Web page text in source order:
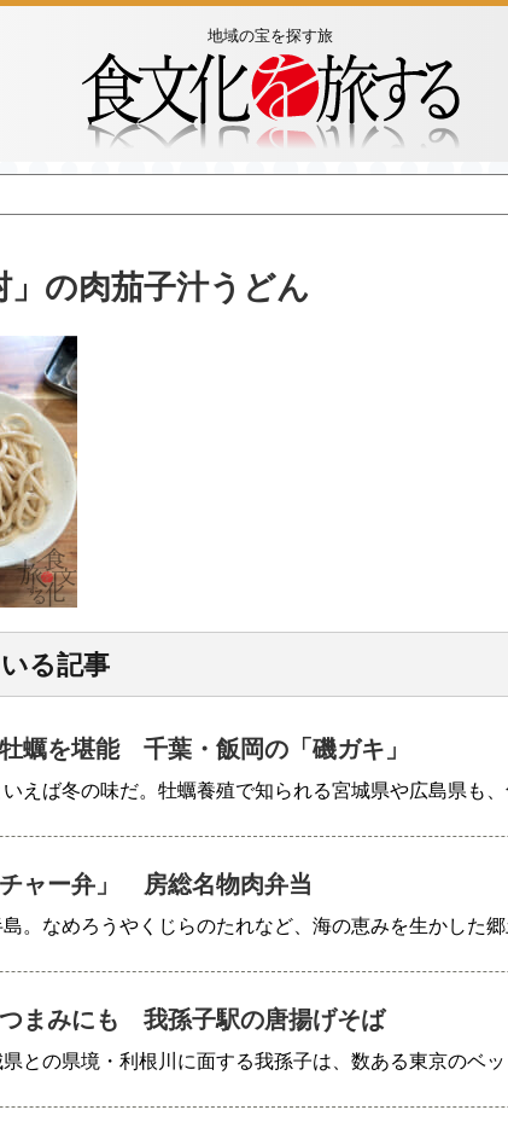
地域の宝を探す旅
」の肉茄子汁うどん
る記事
蠣を堪能 千葉・飯岡の「磯ガキ」
えば冬の味だ。牡蠣養殖で知られる宮城県や広島県も
チャー弁」 房総名物肉弁当
。なめろうやくじらのたれなど、海の恵みを生かした
つまみにも 我孫子駅の唐揚げそば
との県境・利根川に面する我孫子は、数ある東京のベ